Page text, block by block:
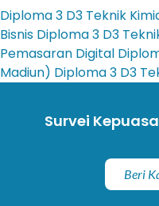
Diploma 3 D3 Teknik
Bisnis Diploma 3 D3
Pemasaran Digital
Madiun) Diploma 3 D3
Survei
Beri